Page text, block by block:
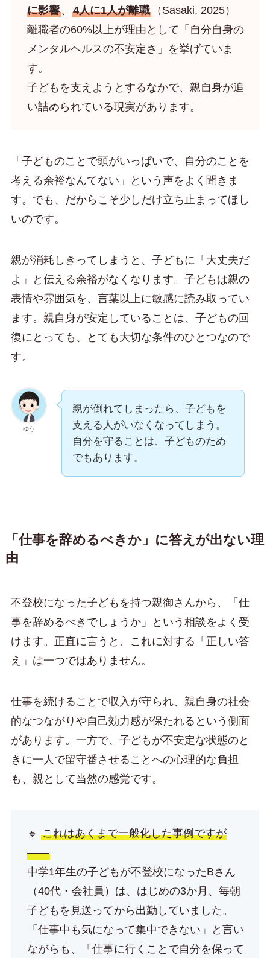
に影響、 4人に1人が離職（Sasaki, 2025）
離職者の60%以上が理由として「自分自身の
メンタルヘルスの不安定さ」を挙げていま
す。
子どもを支えようとするなかで、親自身が追
い詰められている現実があります。
「子どものことで頭がいっぱいで、自分のことを
考える余裕なんてない」という声をよく聞きま
す。でも、だからこそ少しだけ立ち止まってほし
いのです。
親が消耗しきってしまうと、子どもに「大丈夫だ
よ」と伝える余裕がなくなります。子どもは親の
表情や雰囲気を、言葉以上に敏感に読み取ってい
ます。親自身が安定していることは、子どもの回
復にとっても、とても大切な条件のひとつなので
す。
ゆう
親が倒れてしまったら、子どもを
支える人がいなくなってしまう。
自分を守ることは、子どものため
でもあります。
「仕事を辞めるべきか」に答えが出ない理
由
不登校になった子どもを持つ親御さんから、「仕
事を辞めるべきでしょうか」という相談をよく受
けます。正直に言うと、これに対する「正しい答
え」は一つではありません。
仕事を続けることで収入が守られ、親自身の社会
的なつながりや自己効力感が保たれるという側面
があります。一方で、子どもが不安定な状態のと
きに一人で留守番させることへの心理的な負担
も、親として当然の感覚です。
🔹 これはあくまで一般化した事例ですが
——
中学1年生の子どもが不登校になったBさん
（40代・会社員）は、はじめの3か月、毎朝
子どもを見送ってから出勤していました。
「仕事中も気になって集中できない」と言い
ながらも、「仕事に行くことで自分を保って